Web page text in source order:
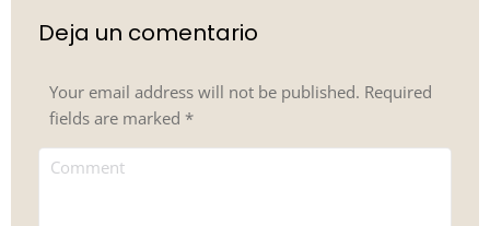
Deja un comentario
Your email address will not be published. Required
fields are marked *
Comment